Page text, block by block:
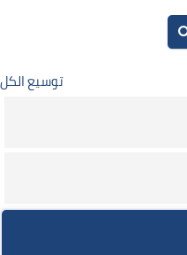
البحث في المقررات الدراسية
توسيع الكل